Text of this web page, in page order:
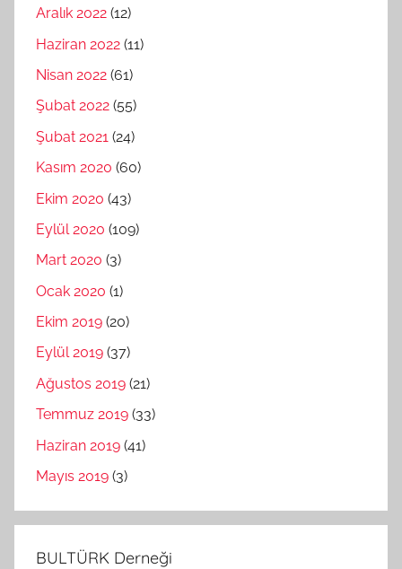
Aralık 2022 (12)
Haziran 2022 (11)
Nisan 2022 (61)
Şubat 2022 (55)
Şubat 2021 (24)
Kasım 2020 (60)
Ekim 2020 (43)
Eylül 2020 (109)
Mart 2020 (3)
Ocak 2020 (1)
Ekim 2019 (20)
Eylül 2019 (37)
Ağustos 2019 (21)
Temmuz 2019 (33)
Haziran 2019 (41)
Mayıs 2019 (3)
BULTÜRK Derneği